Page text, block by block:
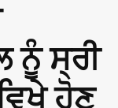
ਨੂੰ ਸ੍ਰੀ
ਹੋਣ